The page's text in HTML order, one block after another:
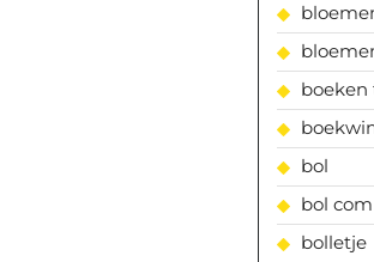
boeken
bol
bol com
bolletje